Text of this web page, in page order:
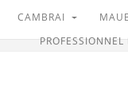
CAMBRAI